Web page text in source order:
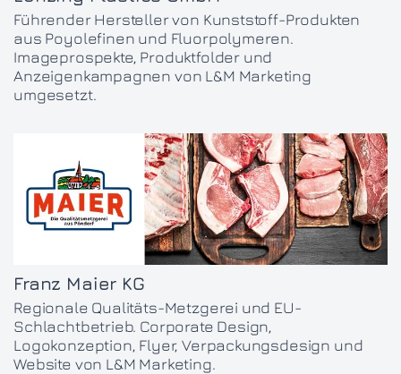
Führender Hersteller von Kunststoff-Produkten
aus Poyolefinen und Fluorpolymeren.
Imageprospekte, Produktfolder und
Anzeigenkampagnen von L&M Marketing
umgesetzt.
Franz Maier KG
Regionale Qualitäts-Metzgerei und EU-
Schlachtbetrieb. Corporate Design,
Logokonzeption, Flyer, Verpackungsdesign und
Website von L&M Marketing.